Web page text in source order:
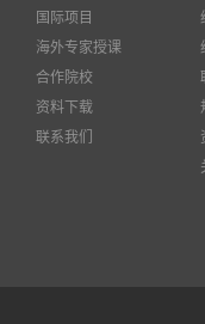
国际项目
海外专家授课
合作院校
资料下载
联系我们